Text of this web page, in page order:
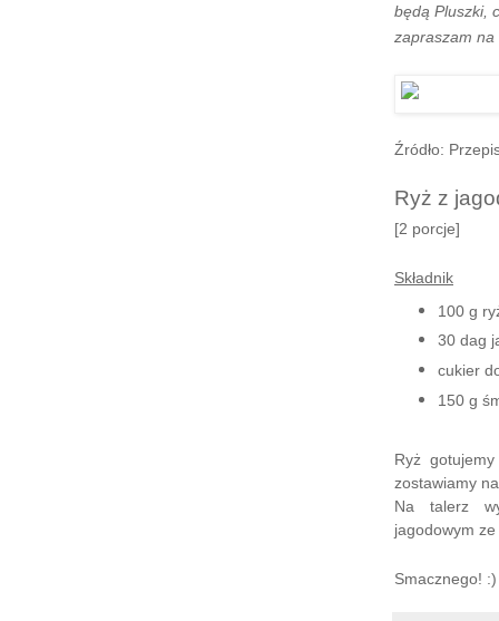
będą Pluszki,
zapraszam na
Źródło:
Ryż z
[2 porcje]
Składnik
100 g
30 dag
cukier
150 g
Ryż
zostawiamy
Na talerz
jagodowym
Smacznego! :)